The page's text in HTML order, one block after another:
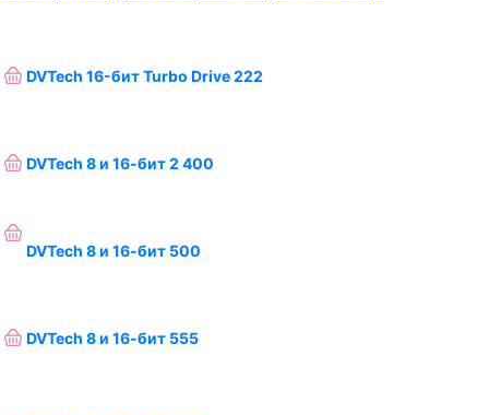
DVTech 16-бит Turbo Drive 222
DVTech 8 и 16-бит 2 400
DVTech 8 и 16-бит 500
DVTech 8 и 16-бит 555